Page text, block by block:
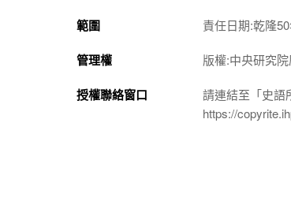
範圍 責任日期:乾隆
管理權 版權:中央研究
授權聯絡窗口
請連結至「史語
https://